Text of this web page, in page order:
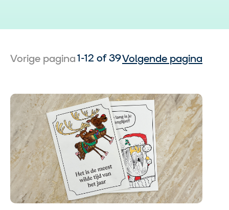
Vorige pagina1-12 of 39Volgende pagina